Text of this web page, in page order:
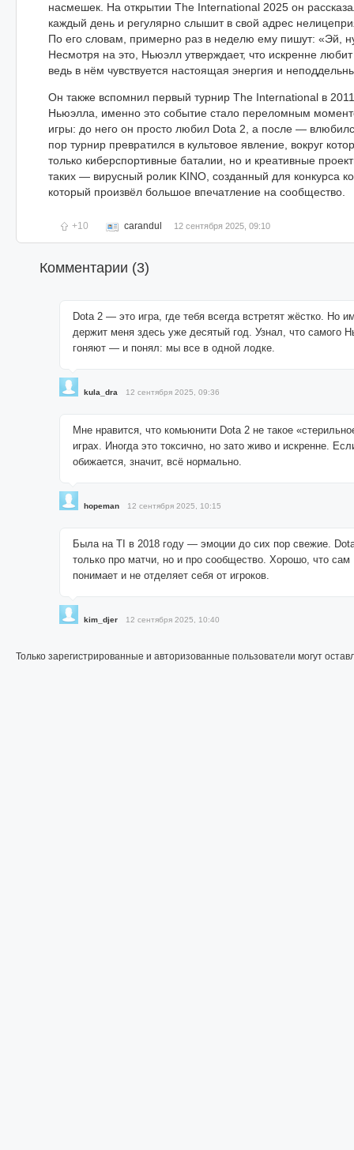
насмешек. На открытии The International 2025 он
каждый день и регулярно слышит в свой адрес
По его словам, примерно раз в неделю ему пишут: «Эй,
Несмотря на это, Ньюэлл утверждает, что искренне
ведь в нём чувствуется настоящая энергия и
Он также вспомнил первый турнир The International в
Ньюэлла, именно это событие стало переломным
игры: до него он просто любил Dota 2, а после —
пор турнир превратился в культовое явление, вокруг
только киберспортивные баталии, но и креативные
таких — вирусный ролик KINO, созданный для конкурса
который произвёл большое впечатление на сообщество.
+10 carandul 12 сентября 2025, 09:10
Комментарии (3)
Dota 2 — это игра, где тебя всегда встретят жёстко. Но
держит меня здесь уже десятый год. Узнал, что самого
гоняют — и понял: мы все в одной лодке.
kula_dra 12 сентября 2025, 09:36
Мне нравится, что комьюнити Dota 2 не такое
играх. Иногда это токсично, но зато живо и искренне.
обижается, значит, всё нормально.
hopeman 12 сентября 2025, 10:15
Была на TI в 2018 году — эмоции до сих пор свежие.
только про матчи, но и про сообщество. Хорошо, что
понимает и не отделяет себя от игроков.
kim_djer 12 сентября 2025, 10:40
Только зарегистрированные и авторизованные пользователи могут